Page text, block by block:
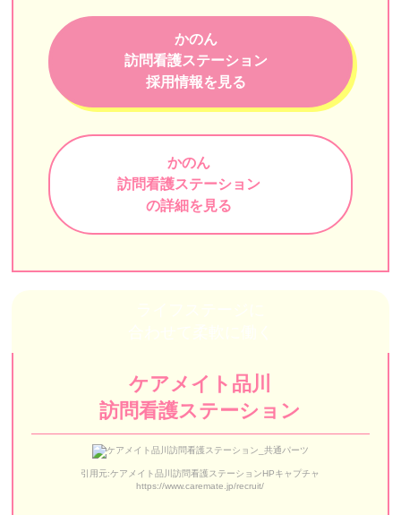
りゅうじん訪問看護ステーション東京
MILLENNIA（ミレニア）
ソイナース（Soi Nurse）
ニチイの介護（ニチイ学館）
フローカ訪問看護ステーション
みつい訪問看護ステーション
みかん訪問看護リハビリテーションFASCIA
CAREGATE（ケアゲート）
stella訪問看護ステーション
白十字訪問看護ステーション
デイジー（DayGee）
ケアメイト品川
訪問看護ステーション
引用元:ケアメイト品川訪問看護ステーションHPキャプチャ
https://www.caremate.jp/recruit/
かのん
訪問看護ステーション
採用情報を見る
かのん
訪問看護ステーション
の詳細を見る